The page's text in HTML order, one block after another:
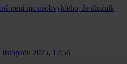
není nic neobvyklého, že dlužník
listopadu 2025, 12:56